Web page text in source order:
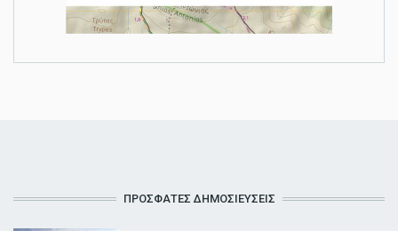
ΠΡΟΣΦΑΤΕΣ ΔΗΜΟΣΙΕΥΣΕΙΣ